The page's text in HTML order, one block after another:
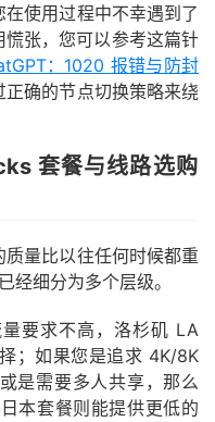
使用过程中不幸遇到了
张，您可以参考这篇针
：1020 报错与防封
确的节点切换策略来绕
套餐与线路选购
量比以往任何时候都重
细分为多个层级。
要求不高，洛杉矶 LA
；如果您是追求 4K/8K
是需要多人共享，那么
本套餐则能提供更低的